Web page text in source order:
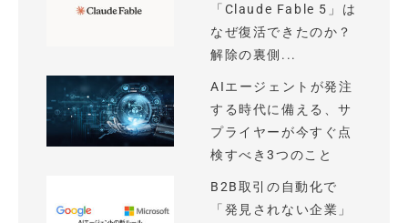
「Claude Fable 5」は
なぜ復活できたのか？
解除の裏側...
AIエージェントが発注
する時代に備える、サ
プライヤーが今すぐ点
検すべき3つのこと
B2B取引の自動化で
「発見されない企業」